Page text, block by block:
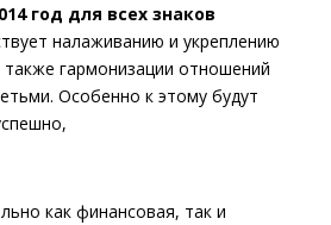
год для всех знаков
налаживанию и укреплению
также гармонизации отношений
Особенно к этому будут
как финансовая, так и